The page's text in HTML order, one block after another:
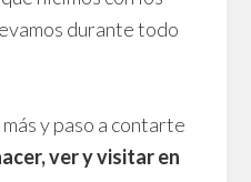
durante todo
y paso a contarte
ver y visitar en